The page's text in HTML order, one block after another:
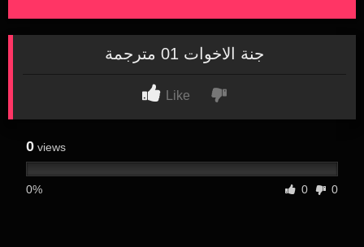
جنة الاخوات 01 مترجمة
Like
0 views
0% 0 0